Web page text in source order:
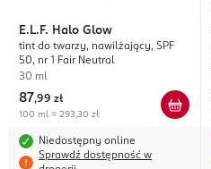
E.L.F. Halo Glow
tint do twarzy, nawilżający, SPF
50, nr 1 Fair Neutral
30 ml
87,99 zł
100 ml = 293,30 zł
Niedostępny online
Sprawdź dostępność w